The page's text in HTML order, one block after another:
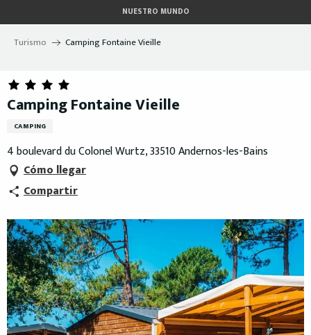
au
contenu
NUESTRO MUNDO
Turismo Camping Fontaine Vieille
Camping Fontaine Vieille
CAMPING
4 boulevard du Colonel Wurtz, 33510 Andernos-les-Bains
Cómo llegar
Compartir